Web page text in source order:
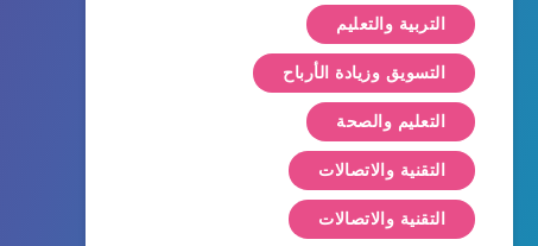
التربية والتعليم
التسويق وزيادة الأرباح
التعليم والصحة
التقنية والاتصالات
التقنية والاتصالات